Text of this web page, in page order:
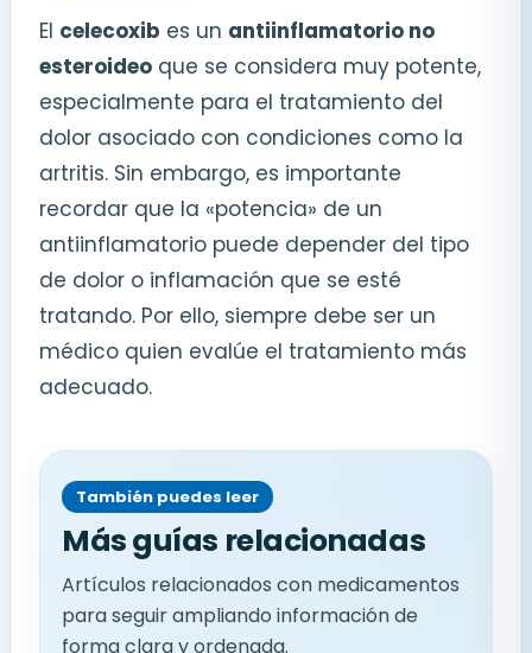
El celecoxib es un antiinflamatorio no
esteroideo que se considera muy potente,
especialmente para el tratamiento del
dolor asociado con condiciones como la
artritis. Sin embargo, es importante
recordar que la «potencia» de un
antiinflamatorio puede depender del tipo
de dolor o inflamación que se esté
tratando. Por ello, siempre debe ser un
médico quien evalúe el tratamiento más
adecuado.
También puedes leer
Más guías relacionadas
Artículos relacionados con medicamentos
para seguir ampliando información de
forma clara y ordenada.